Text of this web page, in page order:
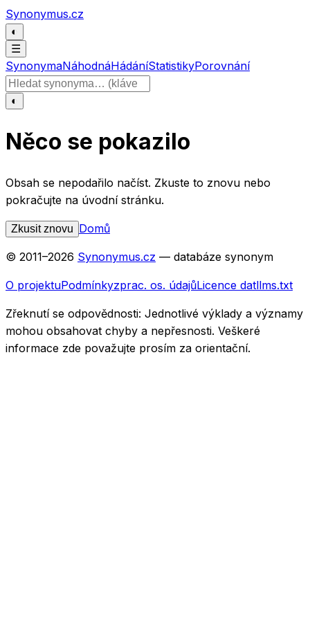
Přeskočit na obsah
Synonymus.cz
◐
☰
SynonymaNáhodnáHádáníStatistikyPorovnání
Hledat slovo
◐
Něco se pokazilo
Obsah se nepodařilo načíst. Zkuste to znovu nebo
pokračujte na úvodní stránku.
Zkusit znovu Domů
© 2011–2026 Synonymus.cz — databáze synonym
O projektuPodmínkyzprac. os. údajůLicence datllms.txt
Zřeknutí se odpovědnosti: Jednotlivé výklady a významy
mohou obsahovat chyby a nepřesnosti. Veškeré
informace zde považujte prosím za orientační.